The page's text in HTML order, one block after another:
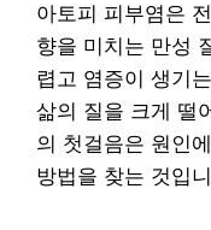
아토피 피부염은
향을 미치는 만성
렵고 염증이 생기
삶의 질을 크게 떨
의 첫걸음은 원인
방법을 찾는 것입